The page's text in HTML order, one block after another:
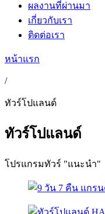
ผลงานที่ผ่านมา
เกี่ยวกับเรา
ติดต่อเรา
หน้าแรก
/
ทัวร์โปแลนด์
ทัวร์โปแลนด์
โปรแกรมทัวร์ "แนะนำ"